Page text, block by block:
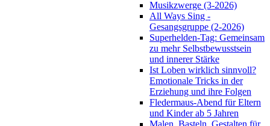
Musikzwerge (3-2026)
All Ways Sing -
Gesangsgruppe (2-2026)
Superhelden-Tag: Gemeinsam
zu mehr Selbstbewusstsein
und innerer Stärke
Ist Loben wirklich sinnvoll?
Emotionale Tricks in der
Erziehung und ihre Folgen
Fledermaus-Abend für Eltern
und Kinder ab 5 Jahren
Malen, Basteln, Gestalten für